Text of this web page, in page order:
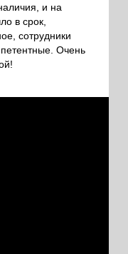
и на
в срок,
сотрудники
Очень